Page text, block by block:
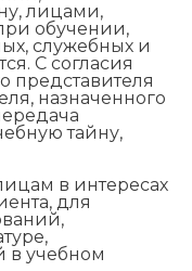
лицами,
обучении,
служебных и
С согласия
представителя
назначенного
тайну,
в интересах
для
в учебном